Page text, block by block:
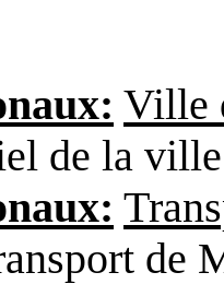
Ville
de la
de